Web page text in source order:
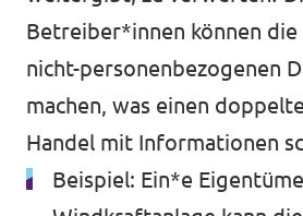
Betreiber*innen können
nicht-personenbezogenen
machen, was einen
Handel mit Informationen
Beispiel: Ein*e